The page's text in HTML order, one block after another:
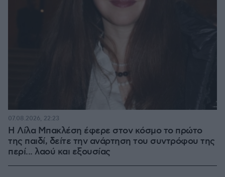
Η Λίλα Μπακλέση έφερε στον κόσμο το πρώτο
της παιδί, δείτε την ανάρτηση του συντρόφου της
περί... λαού και εξουσίας
07.08.2026, 22:23